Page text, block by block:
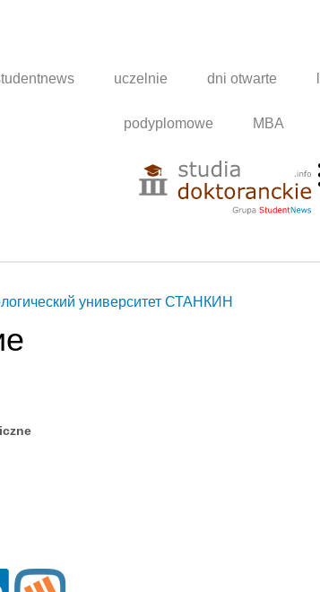
uczelnie dni otwarte
podyplomowe MBA
университет СТАНКИН